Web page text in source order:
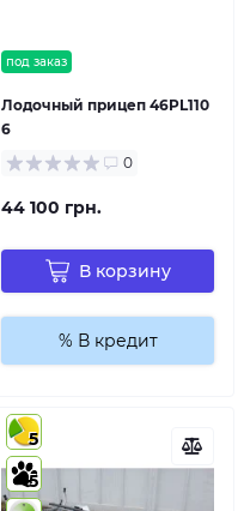
под заказ
Лодочный прицеп 46PL110
6
0
44 100 грн.
В корзину
% В кредит
5
5